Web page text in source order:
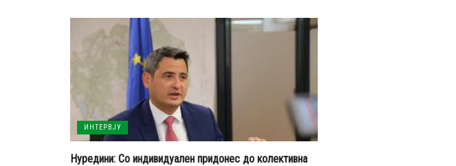
ИНТЕРВЈУ
Нуредини: Со индивидуален придонес до колективна